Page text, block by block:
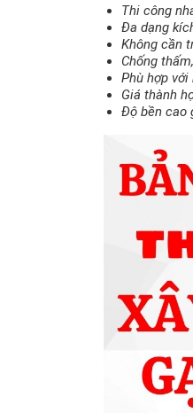
Thi công
Đa dạng
Không cần
Chống
Phù hợp
Giá thành
Độ bền cao